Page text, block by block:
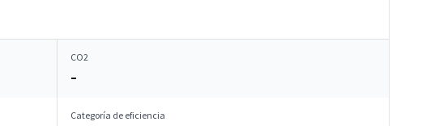
CO2
–
Categoría de eficiencia